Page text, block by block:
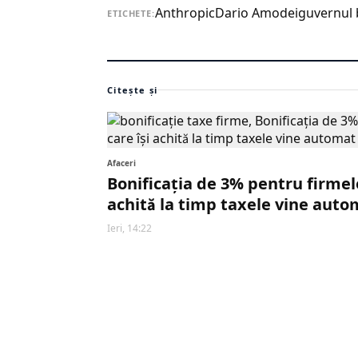
ETICHETE:AnthropicDario Amodeiguvernul
Citește și
Afaceri
Bonificația de 3% pentru
achită la timp taxele vine
Ieri, 14:22